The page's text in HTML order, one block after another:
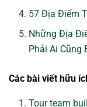
57 Địa Điểm
Những Địa
Phải Ai Cũng
Các bài viết hữu
Tour team